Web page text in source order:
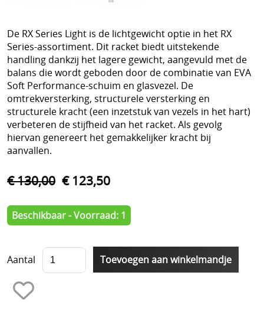
Trainers Materiaal
De RX Series Light is de lichtgewicht optie in het RX
Series-assortiment. Dit racket biedt uitstekende
handling dankzij het lagere gewicht, aangevuld met de
balans die wordt geboden door de combinatie van EVA
Soft Performance-schuim en glasvezel. De
omtrekversterking, structurele versterking en
structurele kracht (een inzetstuk van vezels in het hart)
verbeteren de stijfheid van het racket. Als gevolg
hiervan genereert het gemakkelijker kracht bij
aanvallen.
€ 130,00 € 123,50
Beschikbaar - Voorraad: 1
Aantal